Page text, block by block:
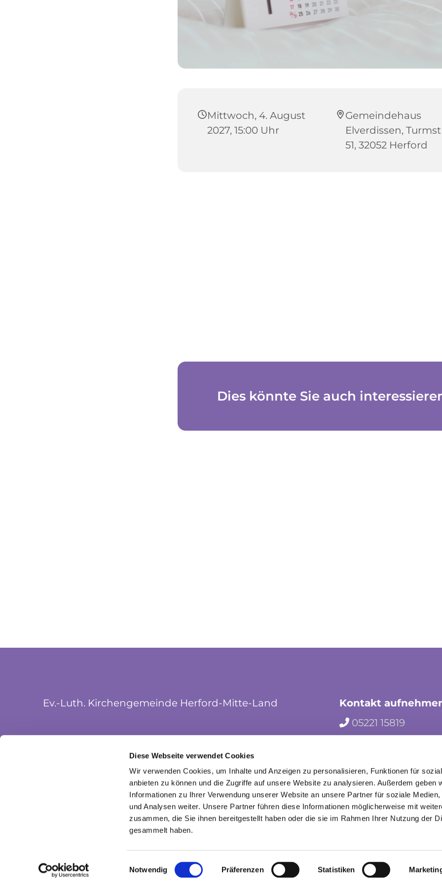
Diese Webseite verwendet Cookies
Wir verwenden Cookies, um Inhalte und Anzeigen zu personalisieren, Funktionen für
anbieten zu können und die Zugriffe auf unsere Website zu analysieren. Außerdem geben
Informationen zu Ihrer Verwendung unserer Website an unsere Partner für soziale Medien,
und Analysen weiter. Unsere Partner führen diese Informationen möglicherweise mit
zusammen, die Sie ihnen bereitgestellt haben oder die sie im Rahmen Ihrer Nutzung der
gesammelt haben.
Einwilligungsauswahl
Notwendig Präferenzen Statistiken
Mittwoch, 4. August
2027, 15:00 Uhr
Gemeindehaus
Elverdissen,
51, 32052 Herford
Dies könnte Sie auch
Ev.-Luth. Kirchengemeinde Herford-Mitte-Land Kontakt
 05221 15819